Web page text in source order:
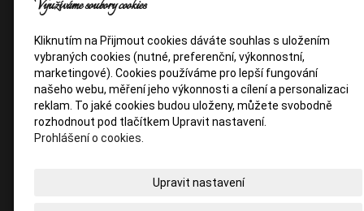
Využíváme soubory cookies
Kliknutím na Přijmout cookies dáváte souhlas s uložením
vybraných cookies (nutné, preferenční, výkonnostní,
marketingové). Cookies používáme pro lepší fungování
našeho webu, měření jeho výkonnosti a cílení a personalizaci
reklam. To jaké cookies budou uloženy, můžete svobodně
rozhodnout pod tlačítkem Upravit nastavení.
Prohlášení o cookies.
Upravit nastavení